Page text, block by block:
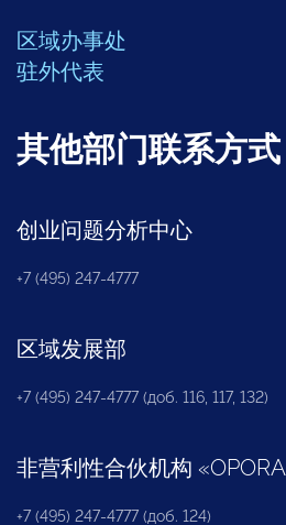
区域办事处
驻外代表
其他部门联系方式
创业问题分析中心
+7 (495) 247-4777
区域发展部
+7 (495) 247-4777 (доб. 116, 117, 132)
非营利性合伙机构 «OPORA
+7 (495) 247-4777 (доб. 124)